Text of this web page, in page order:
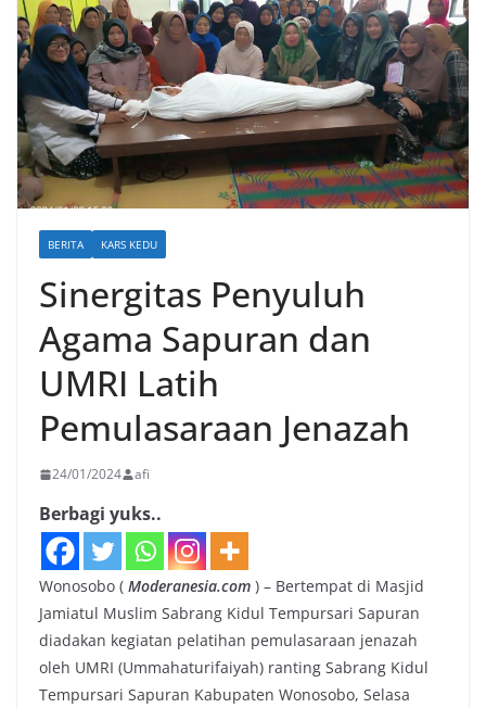
BERITA KARS KEDU
Sinergitas Penyuluh
Agama Sapuran dan
UMRI Latih
Pemulasaraan Jenazah
24/01/2024 afi
Berbagi yuks..
Wonosobo ( Moderanesia.com ) – Bertempat di Masjid
Jamiatul Muslim Sabrang Kidul Tempursari Sapuran
diadakan kegiatan pelatihan pemulasaraan jenazah
oleh UMRI (Ummahaturifaiyah) ranting Sabrang Kidul
Tempursari Sapuran Kabupaten Wonosobo, Selasa